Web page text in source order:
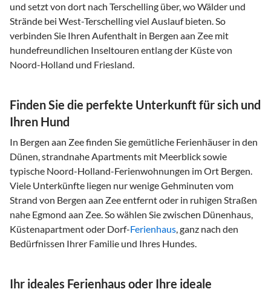
und setzt von dort nach Terschelling über, wo Wälder und
Strände bei West-Terschelling viel Auslauf bieten. So
verbinden Sie Ihren Aufenthalt in Bergen aan Zee mit
hundefreundlichen Inseltouren entlang der Küste von
Noord-Holland und Friesland.
Finden Sie die perfekte Unterkunft für sich und
Ihren Hund
In Bergen aan Zee finden Sie gemütliche Ferienhäuser in den
Dünen, strandnahe Apartments mit Meerblick sowie
typische Noord-Holland-Ferienwohnungen im Ort Bergen.
Viele Unterkünfte liegen nur wenige Gehminuten vom
Strand von Bergen aan Zee entfernt oder in ruhigen Straßen
nahe Egmond aan Zee. So wählen Sie zwischen Dünenhaus,
Küstenapartment oder Dorf-Ferienhaus, ganz nach den
Bedürfnissen Ihrer Familie und Ihres Hundes.
Ihr ideales Ferienhaus oder Ihre ideale